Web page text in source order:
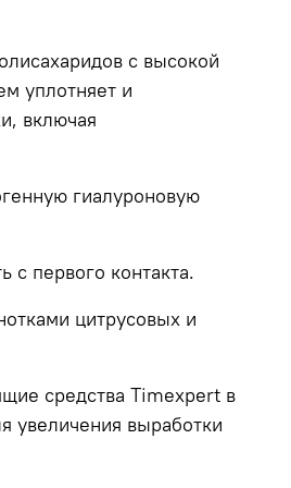
с высокой
уплотняет и
включая
гиалуроновую
с первого контакта.
цитрусовых и
средства Timexpert в
увеличения выработки